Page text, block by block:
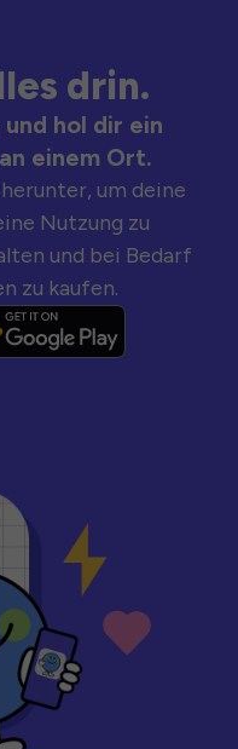
drin.
hol dir ein
einem Ort.
um deine
Nutzung zu
und bei Bedarf
zu kaufen.